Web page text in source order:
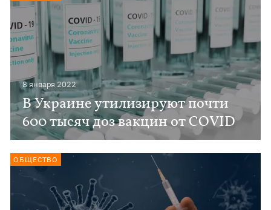
8 января 2022
В Украине утилизируют почти
600 тысяч доз вакцин от COVID
ОБЩЕСТВО